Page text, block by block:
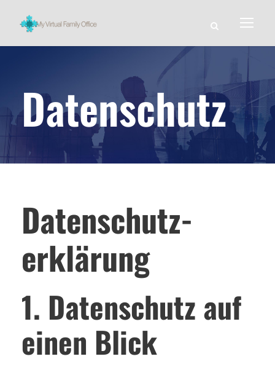
Datenschutz
Datenschutz­
erklärung
1. Datenschutz auf
einen Blick